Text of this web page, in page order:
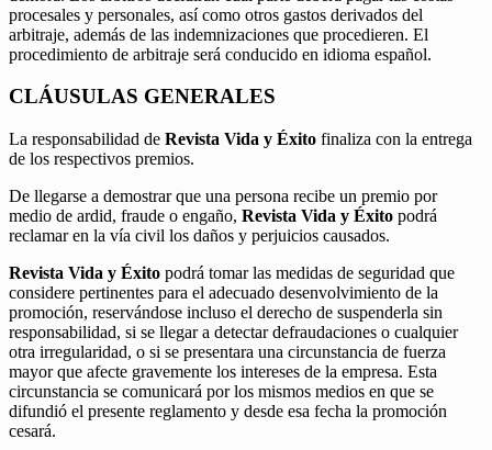
procesales y personales, así como otros gastos derivados del
arbitraje, además de las indemnizaciones que procedieren. El
procedimiento de arbitraje será conducido en idioma español.
CLÁUSULAS GENERALES
La responsabilidad de Revista Vida y Éxito finaliza con la entrega
de los respectivos premios.
De llegarse a demostrar que una persona recibe un premio por
medio de ardid, fraude o engaño, Revista Vida y Éxito podrá
reclamar en la vía civil los daños y perjuicios causados.
Revista Vida y Éxito podrá tomar las medidas de seguridad que
considere pertinentes para el adecuado desenvolvimiento de la
promoción, reservándose incluso el derecho de suspenderla sin
responsabilidad, si se llegar a detectar defraudaciones o cualquier
otra irregularidad, o si se presentara una circunstancia de fuerza
mayor que afecte gravemente los intereses de la empresa. Esta
circunstancia se comunicará por los mismos medios en que se
difundió el presente reglamento y desde esa fecha la promoción
cesará.